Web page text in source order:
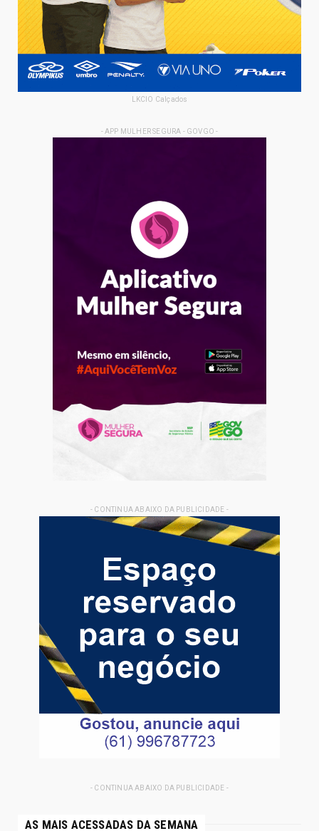
LKCIO Calçados
- APP MULHER SEGURA - GOVGO -
- CONTINUA ABAIXO DA PUBLICIDADE -
- CONTINUA ABAIXO DA PUBLICIDADE -
AS MAIS ACESSADAS DA SEMANA